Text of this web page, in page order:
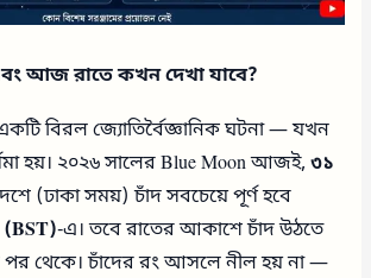
আজ রাতে কখন দেখা যাবে?
বিরল জ্যোতির্বৈজ্ঞানিক ঘটনা — যখন
হয়। ২০২৬ সালের Blue Moon আজই,৩১
(ঢাকা সময়) চাঁদ সবচেয়ে পূর্ণ হবে
-এ। তবে রাতের আকাশে চাঁদ উঠতে
পর থেকে। চাঁদের রং আসলে নীল হয় না —